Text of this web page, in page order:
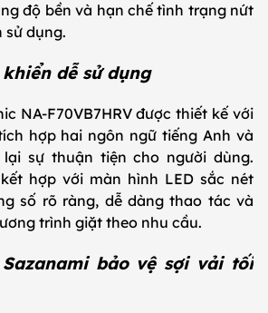
độ bền và hạn chế tình trạng nứt
sử dụng.
dễ sử dụng
NA-F70VB7HRV được thiết kế với
hợp hai ngôn ngữ tiếng Anh và
sự thuận tiện cho người dùng.
hợp với màn hình LED sắc nét
số rõ ràng, dễ dàng thao tác và
trình giặt theo nhu cầu.
bảo vệ sợi vải tối